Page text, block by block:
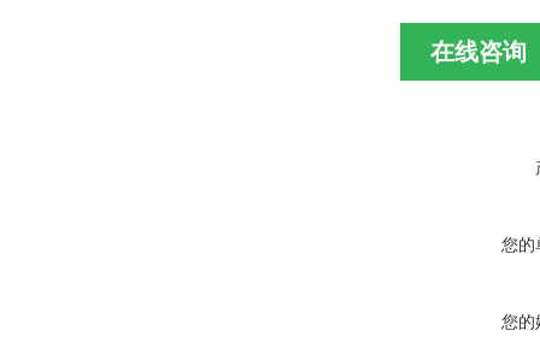
在线咨询
您的
您的